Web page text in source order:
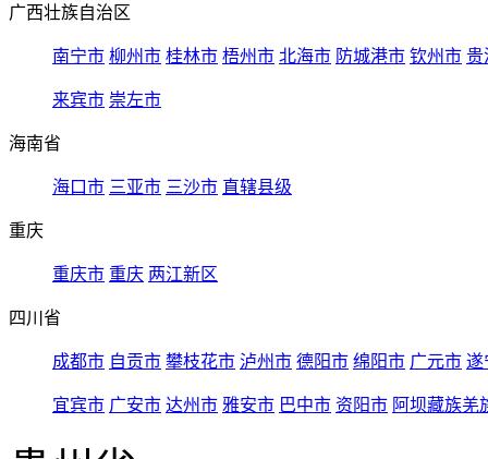
广西壮族自治区
南宁市 柳州市 桂林市 梧州市 北海市 防城港市 钦州市 贵
来宾市 崇左市
海南省
海口市 三亚市 三沙市 直辖县级
重庆
重庆市 重庆 两江新区
四川省
成都市 自贡市 攀枝花市 泸州市 德阳市 绵阳市 广元市 遂
宜宾市 广安市 达州市 雅安市 巴中市 资阳市 阿坝藏族羌